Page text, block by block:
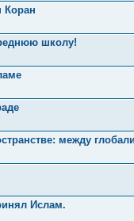
Коран
школу!
между
Ислам.